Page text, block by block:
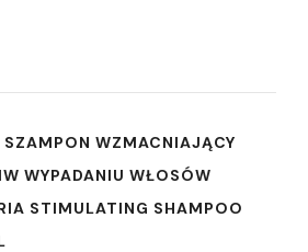
SZAMPON WZMACNIAJĄCY
WYPADANIU WŁOSÓW
STIMULATING SHAMPOO